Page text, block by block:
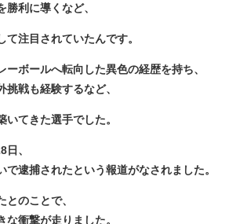
利に導くなど、
て注目されていたんです。
ーボールへ転向した異色の経歴を持ち、
戦も経験するなど、
てきた選手でした。
、
で逮捕されたという報道がなされました。
のことで、
衝撃が走りました。